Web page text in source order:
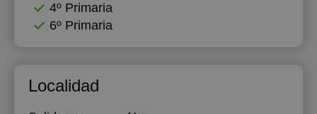
4º Primaria
6º Primaria
Localidad